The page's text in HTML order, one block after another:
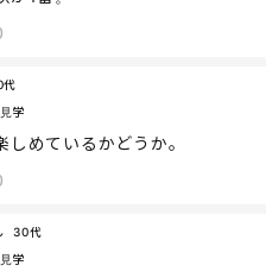
代
学
しめているかどうか。
30代
学